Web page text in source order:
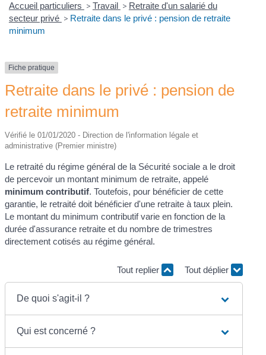
Accueil particuliers > Travail > Retraite d'un salarié du
secteur privé > Retraite dans le privé : pension de retraite
minimum
Fiche pratique
Retraite dans le privé : pension de
retraite minimum
Vérifié le 01/01/2020 - Direction de l'information légale et
administrative (Premier ministre)
Le retraité du régime général de la Sécurité sociale a le droit
de percevoir un montant minimum de retraite, appelé
minimum contributif. Toutefois, pour bénéficier de cette
garantie, le retraité doit bénéficier d'une retraite à taux plein.
Le montant du minimum contributif varie en fonction de la
durée d'assurance retraite et du nombre de trimestres
directement cotisés au régime général.
Tout replier Tout déplier
De quoi s'agit-il ?
Qui est concerné ?